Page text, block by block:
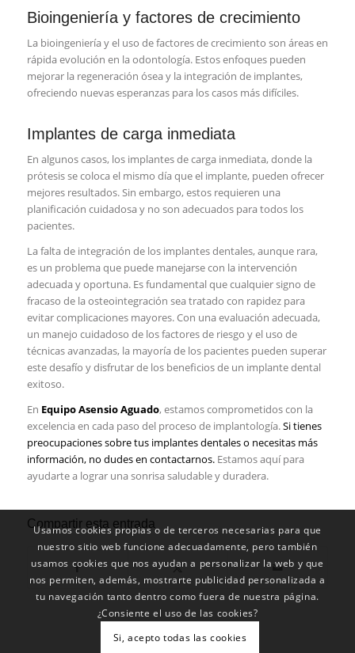
Bioingeniería y factores de crecimiento
La bioingeniería y el uso de factores de crecimiento son áreas en
rápida evolución en la odontología. Estos enfoques pueden
mejorar la regeneración ósea y la integración de implantes,
ofreciendo nuevas esperanzas para los casos más difíciles.
Implantes de carga inmediata
En algunos casos, los implantes de carga inmediata, donde la
prótesis se coloca el mismo día que el implante, pueden ofrecer
mejores resultados. Sin embargo, estos requieren una
planificación cuidadosa y no son adecuados para todos los
pacientes.
La falta de integración de los implantes dentales, aunque rara,
es un problema que puede manejarse con la intervención
adecuada y oportuna. Es fundamental que cualquier signo de
fracaso de la osteointegración sea tratado con rapidez para
evitar complicaciones mayores. Con una evaluación adecuada,
un manejo cuidadoso de los factores de riesgo y el uso de
técnicas avanzadas, la mayoría de los pacientes pueden superar
este desafío y disfrutar de los beneficios de un implante dental
exitoso.
En Equipo Asensio Aguado, estamos comprometidos con la
excelencia en cada paso del proceso de implantología.Si tienes
preocupaciones sobre tus implantes dentales o necesitas más
información, no dudes en contactarnos.Estamos aquí para
ayudarte a lograr una sonrisa saludable y duradera.
Compartir esta entrada
Usamos cookies propias o de terceros necesarias para que
nuestro sitio web funcione adecuadamente, pero también
usamos cookies que nos ayudan a personalizar la web y que
nos permiten, además, mostrarte publicidad personalizada a
tu navegación tanto dentro como fuera de nuestra página.
¿Consiente el uso de las cookies?
Si, acepto todas las cookies